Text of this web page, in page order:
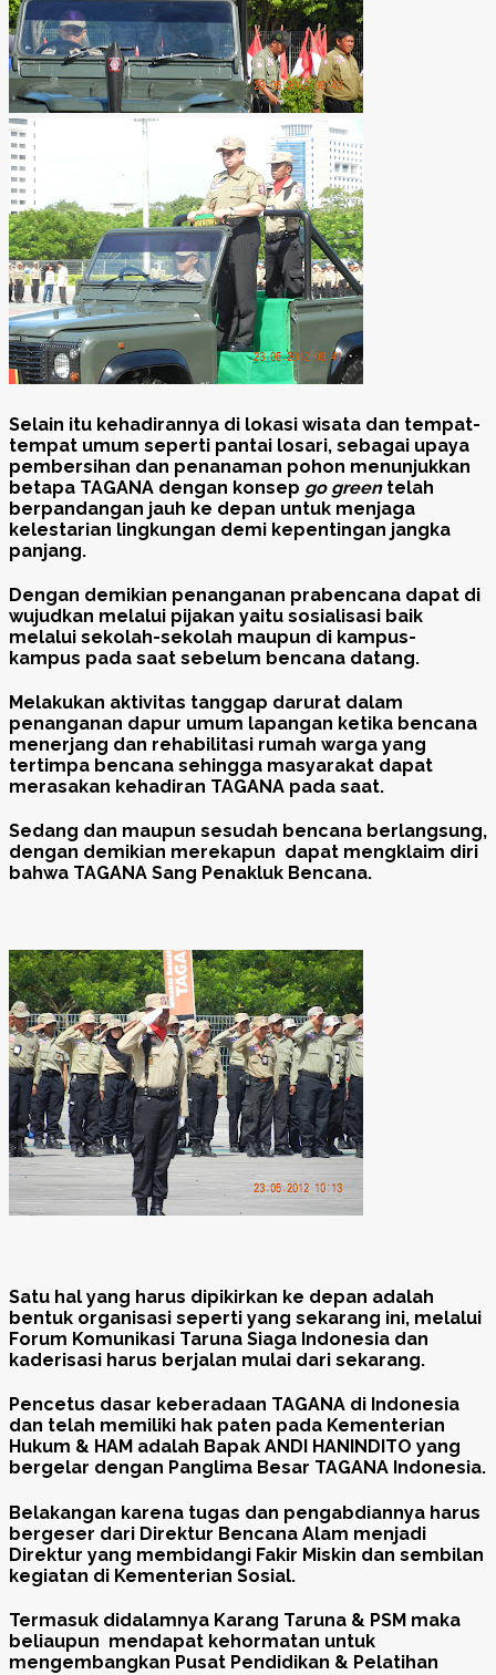
Selain itu kehadirannya di lokasi wisata dan tempat-
tempat umum seperti pantai losari, sebagai upaya
pembersihan dan penanaman pohon menunjukkan
betapa TAGANA dengan konsep go greentelah
berpandangan jauh ke depan untuk menjaga
kelestarian lingkungan demi kepentingan jangka
panjang.
Dengan demikian penanganan prabencana dapat di
wujudkan melalui pijakan yaitu sosialisasi baik
melalui sekolah-sekolah maupun di kampus-
kampus pada saat sebelum bencana datang.
Melakukan aktivitas tanggap darurat dalam
penanganan dapur umum lapangan ketika bencana
menerjang dan rehabilitasi rumah warga yang
tertimpa bencana sehingga masyarakat dapat
merasakan kehadiran TAGANA pada saat.
Sedang dan maupun sesudah bencana berlangsung,
dengan demikian merekapun dapat mengklaim diri
bahwa TAGANA Sang Penakluk Bencana.
Satu hal yang harus dipikirkan ke depan adalah
bentuk organisasi seperti yang sekarang ini, melalui
Forum Komunikasi Taruna Siaga Indonesia dan
kaderisasi harus berjalan mulai dari sekarang.
Pencetus dasar keberadaan TAGANA di Indonesia
dan telah memiliki hak paten pada Kementerian
Hukum & HAM adalah Bapak ANDI HANINDITO yang
bergelar dengan Panglima Besar TAGANA Indonesia.
Belakangan karena tugas dan pengabdiannya harus
bergeser dari Direktur Bencana Alam menjadi
Direktur yang membidangi Fakir Miskin dan sembilan
kegiatan di Kementerian Sosial.
Termasuk didalamnya Karang Taruna & PSM maka
beliaupun mendapat kehormatan untuk
mengembangkan Pusat Pendidikan & Pelatihan